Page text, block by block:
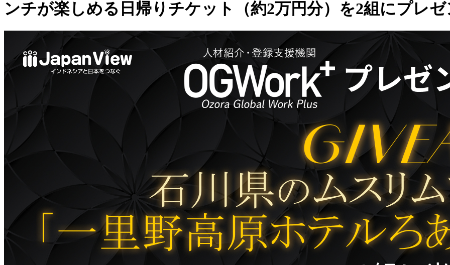
ンチが楽しめる日帰りチケット（約2万円分）を2組にプレ